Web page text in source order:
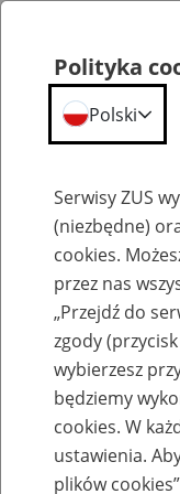
Komunikaty
Polityka
Polski
Serwisy ZUS
(niezbędne)
cookies.
przez nas
„Przejdź do
zgody
wybierzesz
będziemy
cookies. W
ustawienia.
plików